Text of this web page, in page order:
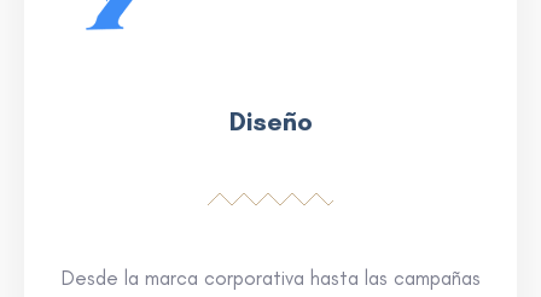
Diseño
Desde la marca corporativa hasta las campañas